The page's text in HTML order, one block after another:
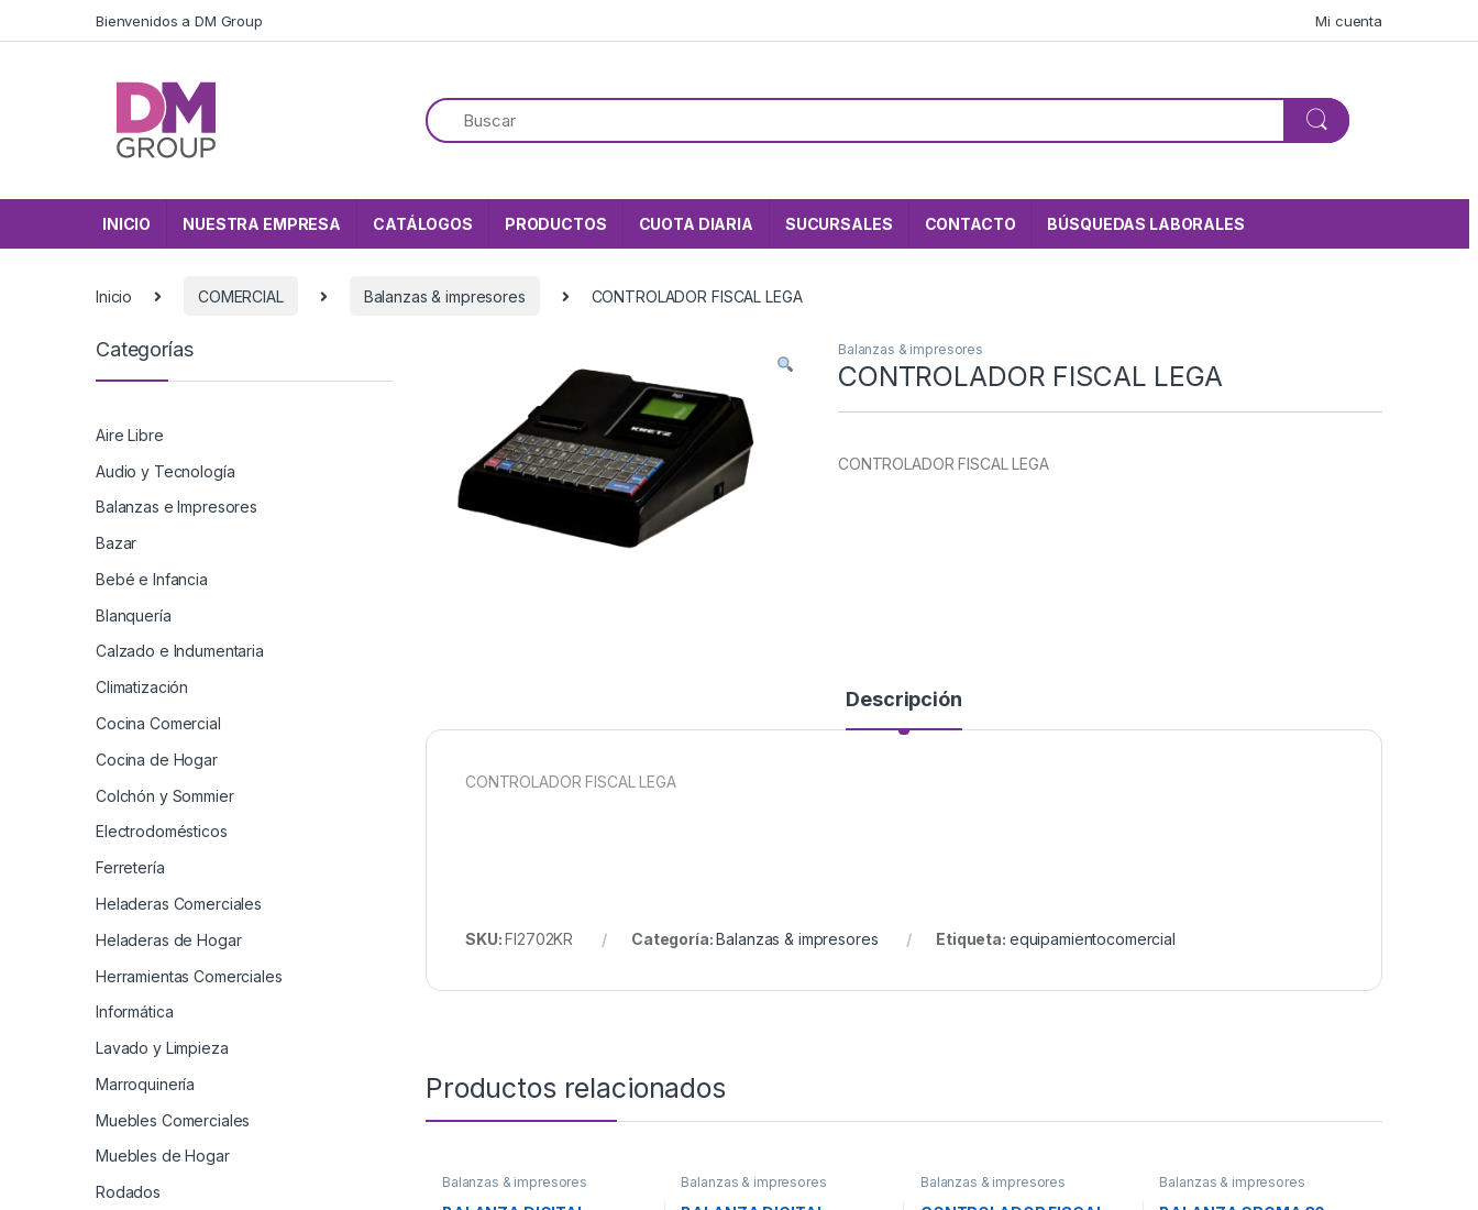
Bienvenidos a DM Group Mi cuenta
INICIO NUESTRA EMPRESA CATÁLOGOS PRODUCTOS CUOTA DIARIA SUCURSALES CONTACTO BÚSQUEDAS LABORALES
Inicio COMERCIAL Balanzas & impresores CONTROLADOR FISCAL LEGA
Balanzas & impresores
CONTROLADOR FISCAL LEGA
CONTROLADOR FISCAL LEGA
Descripción
CONTROLADOR FISCAL LEGA
SKU:FI2702KR Categoría:Balanzas & impresores Etiqueta: equipamientocomercial
Productos relacionados
Balanzas & impresores Balanzas & impresores Balanzas & impresores Balanzas & impresores
Categorías
Aire Libre
Audio y Tecnología
Balanzas e Impresores
Bazar
Bebé e Infancia
Blanquería
Calzado e Indumentaria
Climatización
Cocina Comercial
Cocina de Hogar
Colchón y Sommier
Electrodomésticos
Ferretería
Heladeras Comerciales
Heladeras de Hogar
Herramientas Comerciales
Informática
Lavado y Limpieza
Marroquinería
Muebles Comerciales
Muebles de Hogar
Rodados